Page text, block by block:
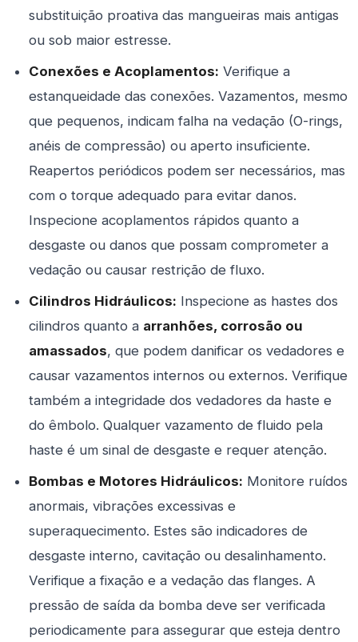
substituição proativa das mangueiras mais antigas
ou sob maior estresse.
Conexões e Acoplamentos: Verifique a
estanqueidade das conexões. Vazamentos, mesmo
que pequenos, indicam falha na vedação (O-rings,
anéis de compressão) ou aperto insuficiente.
Reapertos periódicos podem ser necessários, mas
com o torque adequado para evitar danos.
Inspecione acoplamentos rápidos quanto a
desgaste ou danos que possam comprometer a
vedação ou causar restrição de fluxo.
Cilindros Hidráulicos: Inspecione as hastes dos
cilindros quanto a arranhões, corrosão ou
amassados, que podem danificar os vedadores e
causar vazamentos internos ou externos. Verifique
também a integridade dos vedadores da haste e
do êmbolo. Qualquer vazamento de fluido pela
haste é um sinal de desgaste e requer atenção.
Bombas e Motores Hidráulicos: Monitore ruídos
anormais, vibrações excessivas e
superaquecimento. Estes são indicadores de
desgaste interno, cavitação ou desalinhamento.
Verifique a fixação e a vedação das flanges. A
pressão de saída da bomba deve ser verificada
periodicamente para assegurar que esteja dentro